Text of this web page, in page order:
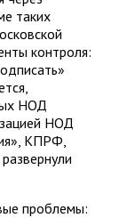
таких
контроля:
НОД
НОД
КПРФ,
проблемы: